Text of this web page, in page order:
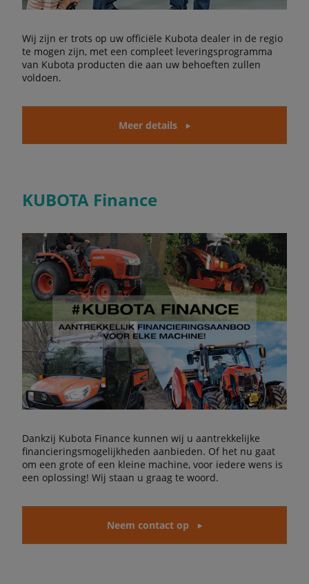
Wij zijn er trots op uw officiële Kubota dealer in de regio
te mogen zijn, met een compleet leveringsprogramma
van Kubota producten die aan uw behoeften zullen
voldoen.
Meer details
KUBOTA Finance
Dankzij Kubota Finance kunnen wij u aantrekkelijke
financieringsmogelijkheden aanbieden. Of het nu gaat
om een grote of een kleine machine, voor iedere wens is
een oplossing! Wij staan u graag te woord.
Neem contact op